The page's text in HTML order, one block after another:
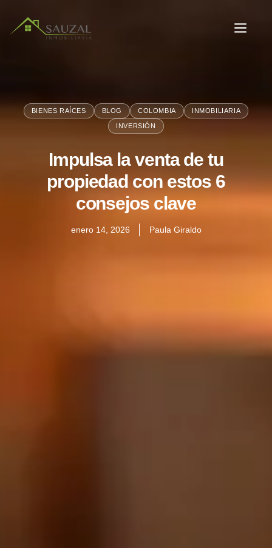
BIENES RAÍCES BLOG COLOMBIA INMOBILIARIA
INVERSIÓN
Impulsa la venta de tu
propiedad con estos 6
consejos clave
enero 14, 2026 Paula Giraldo